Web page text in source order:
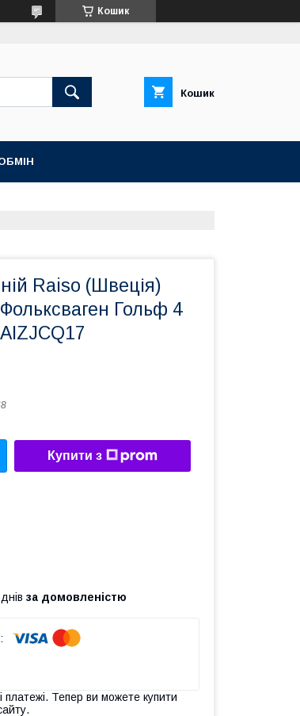
Кошик
Кошик
Raiso (Швеція)
Гольф 4
Купити з
за домовленістю
платежі. Тепер ви можете купити